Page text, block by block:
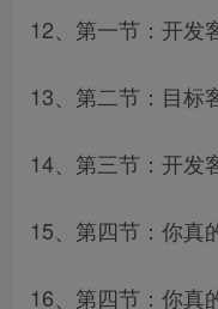
12、第一节：开发
13、第二节：目标
14、第三节：开发
15、第四节：你真
16、第四节：你真